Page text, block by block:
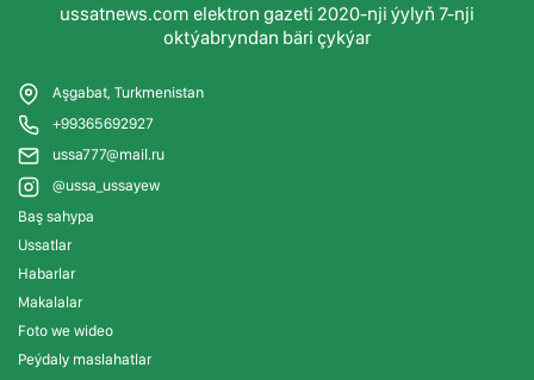
ussatnews.com elektron gazeti 2020-nji ýylyň 7-nji
oktýabryndan bäri çykýar
Aşgabat, Turkmenistan
+99365692927
ussa777@mail.ru
@ussa_ussayew
Baş sahypa
Ussatlar
Habarlar
Makalalar
Foto we wideo
Peýdaly maslahatlar